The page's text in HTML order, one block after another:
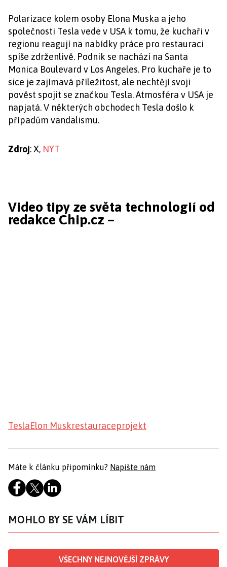
Polarizace kolem osoby Elona Muska a jeho
společnosti Tesla vede v USA k tomu, že kuchaři v
regionu reagují na nabídky práce pro restauraci
spíše zdrženlivě. Podnik se nachází na Santa
Monica Boulevard v Los Angeles. Pro kuchaře je to
sice je zajímavá příležitost, ale nechtějí svoji
pověst spojit se značkou Tesla. Atmosféra v USA je
napjatá. V některých obchodech Tesla došlo k
případům vandalismu.
Zdroj: X, NYT
Video tipy ze světa technologií od
redakce Chip.cz –
TeslaElon Muskrestauraceprojekt
Máte k článku připomínku? Napište nám
MOHLO BY SE VÁM LÍBIT
VŠECHNY NEJNOVĚJŠÍ ZPRÁVY